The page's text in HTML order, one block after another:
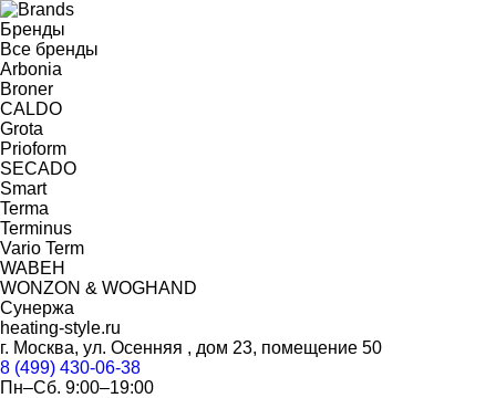
Бренды
Все бренды
Arbonia
Broner
CALDO
Grota
Prioform
SECADO
Smart
Terma
Terminus
Vario Term
WABEH
WONZON & WOGHAND
Сунержа
heating-style.ru
г. Москва, ул. Осенняя , дом 23, помещение 50
8 (499) 430-06-38
Пн–Сб. 9:00–19:00